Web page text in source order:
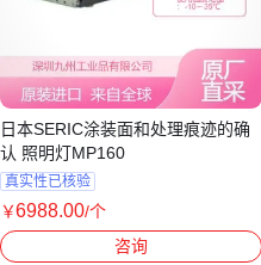
日本SERIC涂装面和处理痕迹的确
认 照明灯MP160
真实性已核验
￥6988.00/个
咨询